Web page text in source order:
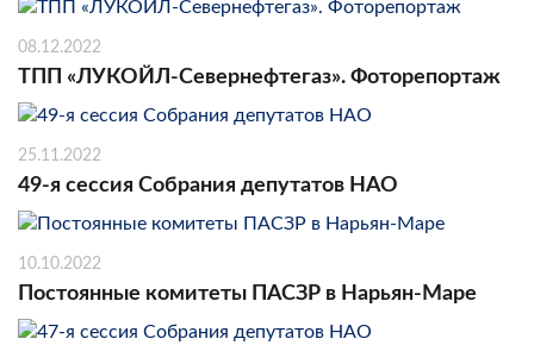
08.12.2022
ТПП «ЛУКОЙЛ-Севернефтегаз». Фоторепортаж
25.11.2022
49-я сессия Собрания депутатов НАО
10.10.2022
Постоянные комитеты ПАСЗР в Нарьян-Маре